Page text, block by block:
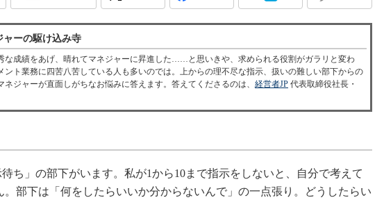
ーの駆け込み寺
な成績をあげ、晴れてマネジャーに昇進した……と思いきや、求められる役割がガラリと変わ
ント業務に四苦八苦している人も多いのでは。上からの理不尽な指示、扱いの難しい部下からの
ネジャーが直面しがちなお悩みに答えます。答えてくださるのは、 経営者JP 代表取締役社長・
ち」の部下がいます。私が1から10まで指示をしないと、自分で考えて
。部下は「何をしたらいいか分からないんで」の一点張り。どうしたらい